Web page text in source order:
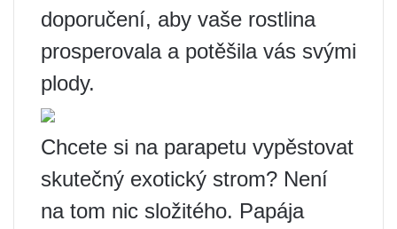
doporučení, aby vaše rostlina
prosperovala a potěšila vás svými
plody.
Chcete si na parapetu vypěstovat
skutečný exotický strom? Není
na tom nic složitého. Papája